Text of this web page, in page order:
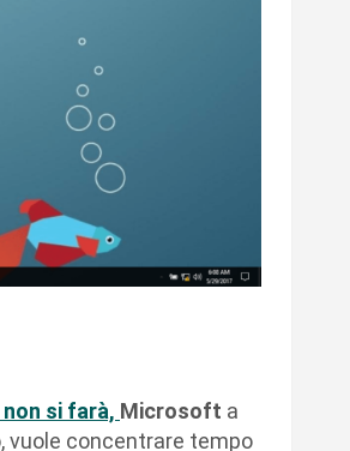
si farà, Microsoft a
vuole concentrare tempo